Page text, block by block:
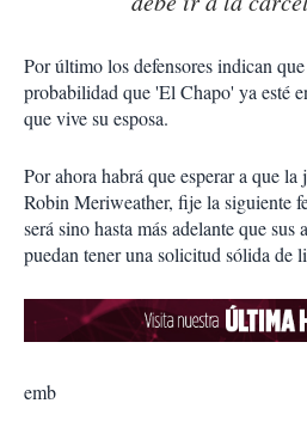
Por último los defensores indican
probabilidad que 'El Chapo' ya esté
que vive su esposa.
Por ahora habrá que esperar a que la
Robin Meriweather, fije la siguiente
será sino hasta más adelante que sus
puedan tener una solicitud sólida de
emb